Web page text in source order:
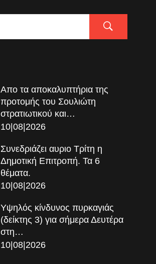
Απο τα αποκαλυπτήρια της
προτομής του Σουλιώτη
στρατιωτικού και…
10|08|2026
Συνεδριάζει αυριο Τρίτη η
Δημοτική Επιτροπή. Τα 6
θέματα.
10|08|2026
Υψηλός κίνδυνος πυρκαγιάς
(δείκτης 3) για σήμερα Δευτέρα
στη…
10|08|2026